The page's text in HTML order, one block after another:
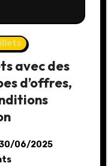
avec des
d’offres,
06/2025